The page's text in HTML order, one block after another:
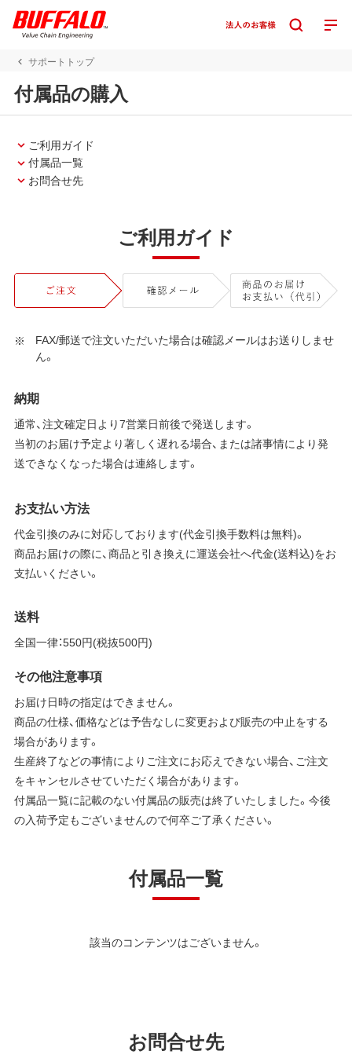
サポートトップ
付属品の購入
ご利用ガイド
付属品一覧
お問合せ先
ご利用ガイド
FAX/郵送で注文いただいた場合は確認メールはお送りしませ
ん。
納期
通常、注文確定日より7営業日前後で発送します。
当初のお届け予定より著しく遅れる場合、または諸事情により発
送できなくなった場合は連絡します。
お支払い方法
代金引換のみに対応しております(代金引換手数料は無料)。
商品お届けの際に、商品と引き換えに運送会社へ代金(送料込)をお
支払いください。
送料
全国一律：550円(税抜500円)
その他注意事項
お届け日時の指定はできません。
商品の仕様、価格などは予告なしに変更および販売の中止をする
場合があります。
生産終了などの事情によりご注文にお応えできない場合、ご注文
をキャンセルさせていただく場合があります。
付属品一覧に記載のない付属品の販売は終了いたしました。今後
の入荷予定もございませんので何卒ご了承ください。
付属品一覧
該当のコンテンツはございません。
お問合せ先